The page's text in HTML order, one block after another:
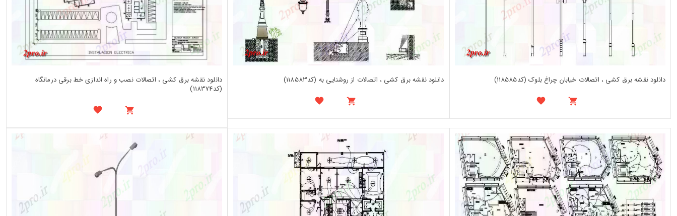
دانلود نقشه برق کشی ، اتصالات خیابان چراغ بلوک (کد118585) دانلود نقشه برق کشی ، اتصالات از روشنایی به (کد118583)
دانلود نقشه برق کشی ، اتصالات نصب و راه اندازی خط برقی درمانگاه
(کد118374)